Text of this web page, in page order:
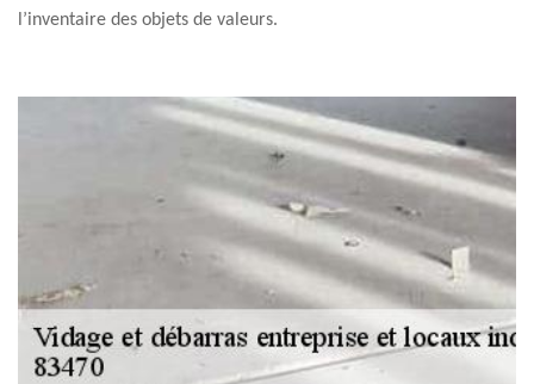
l’inventaire des objets de valeurs.